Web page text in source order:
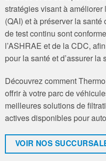
stratégies visant à améliorer
(QAI) et à préserver la
de test continu sont
l’ASHRAE et de la CDC,
pour la santé et d’assurer
Découvrez comment
offrir à votre parc de
meilleures solutions de
actives disponibles pour
VOIR NOS